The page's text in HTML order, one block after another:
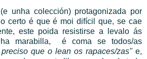
unha colección) protagonizada por
certo é que é moi difícil que, se cae
este poida resistirse a levalo ás
marabilla,
é coma se todos/as
que o lean os rapaces/zas"e,